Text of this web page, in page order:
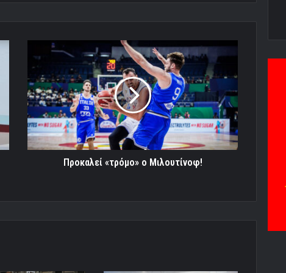
Προκαλεί
«τρόμο»
Μιλουτίνοφ!
Προκαλεί «τρόμο» ο Μιλουτίνοφ!